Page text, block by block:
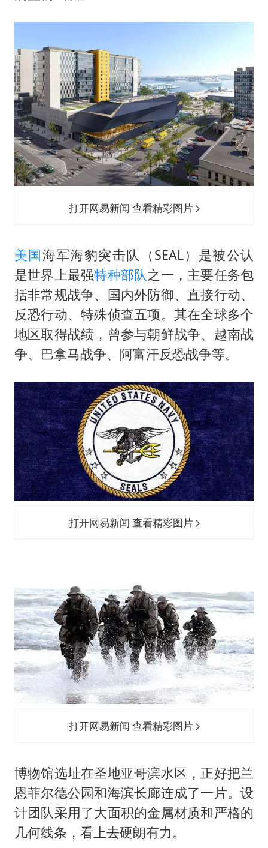
打开网易新闻 查看精彩图片
美国海军海豹突击队（SEAL）是被公认
是世界上最强特种部队之一，主要任务包
括非常规战争、国内外防御、直接行动、
反恐行动、特殊侦查五项。其在全球多个
地区取得战绩，曾参与朝鲜战争、越南战
争、巴拿马战争、阿富汗反恐战争等。
打开网易新闻 查看精彩图片
打开网易新闻 查看精彩图片
博物馆选址在圣地亚哥滨水区，正好把兰
恩菲尔德公园和海滨长廊连成了一片。设
计团队采用了大面积的金属材质和严格的
几何线条，看上去硬朗有力。